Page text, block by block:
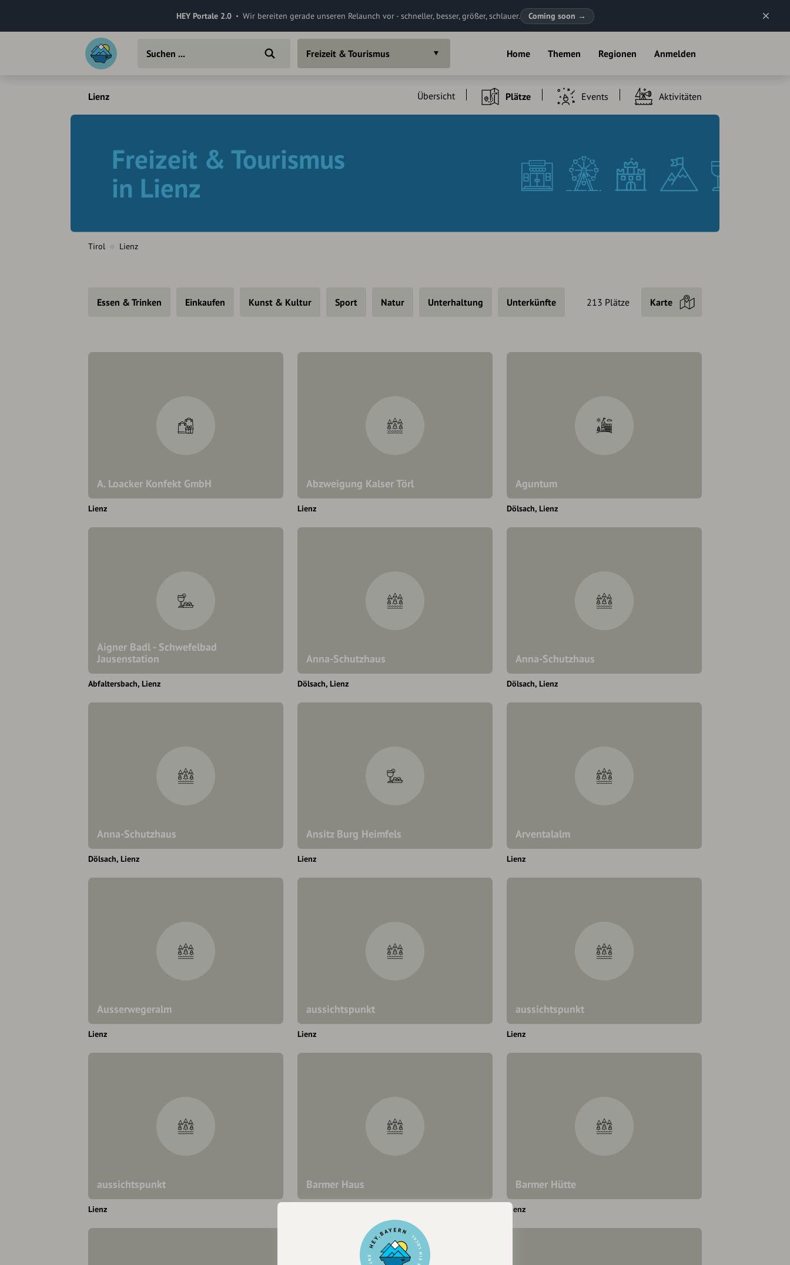
HEY Portale 2.0 Wir bereiten gerade unseren Relaunch vor - schneller, besser, größer, schlauer. Coming soon →
Home Themen Regionen Anmelden
Freizeit & Tourismus
Lienz Übersicht Plätze Events Aktivitäten
Freizeit & Tourismus
in Lienz
Tirol Lienz
Essen & Trinken Einkaufen Kunst & Kultur Sport Natur Unterhaltung Unterkünfte 213 Plätze Karte
A. Loacker Konfekt GmbH
Lienz
Abzweigung Kalser Törl
Lienz
Aguntum
Dölsach Lienz
Aigner Badl - Schwefelbad
Jausenstation
Abfaltersbach Lienz
Anna-Schutzhaus
Dölsach Lienz
Anna-Schutzhaus
Dölsach Lienz
Anna-Schutzhaus
Dölsach Lienz
Ansitz Burg Heimfels
Lienz
Arventalalm
Lienz
Ausserwegeralm
Lienz
aussichtspunkt
Lienz
aussichtspunkt
Lienz
aussichtspunkt
Lienz
Barmer Haus Barmer Hütte
Lienz